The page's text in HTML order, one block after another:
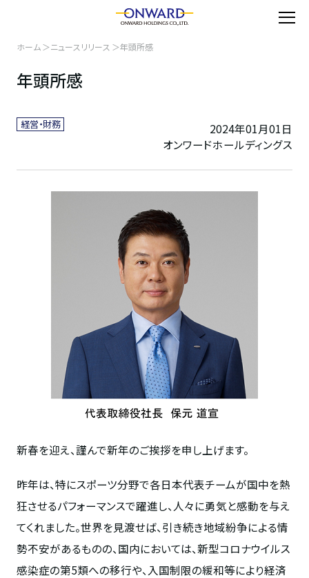
ホーム ニュースリリース 年頭所感
年頭所感
経営・財務
2024年01月01日
オンワードホールディングス
新春を迎え、謹んで新年のご挨拶を申し上げます。
昨年は、特にスポーツ分野で各日本代表チームが国中を熱
狂させるパフォーマンスで躍進し、人々に勇気と感動を与え
てくれました。世界を見渡せば、引き続き地域紛争による情
勢不安があるものの、国内においては、新型コロナウイルス
感染症の第5類への移行や、入国制限の緩和等により経済